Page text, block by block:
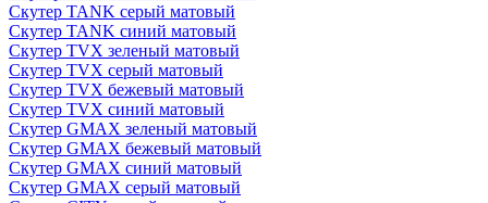
Скутер TANK серый матовый
Скутер TANK синий матовый
Скутер TVX зеленый матовый
Скутер TVX серый матовый
Скутер TVX бежевый матовый
Скутер TVX синий матовый
Скутер GMAX зеленый матовый
Скутер GMAX бежевый матовый
Скутер GMAX синий матовый
Скутер GMAX серый матовый